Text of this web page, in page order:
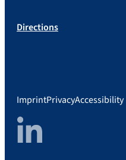
Directions
ImprintPrivacyAccessibility
LinkedIn